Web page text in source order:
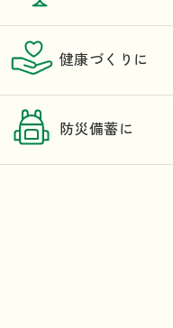
健康づくりに
防災備蓄に